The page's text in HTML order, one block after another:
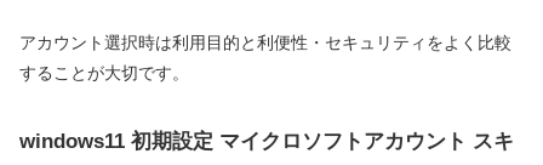
アカウント選択時は利用目的と利便性・セキュリティをよく比較
することが大切です。
windows11 初期設定 マイクロソフトアカウント スキ